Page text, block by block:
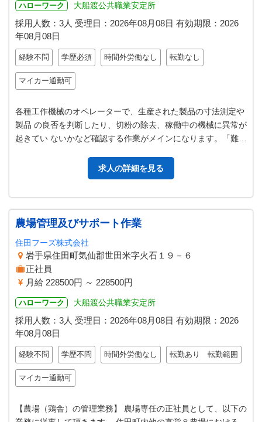
ハローワーク 大船渡公共職業安定所
採用人数：3人 受理日： 2026年08月08日 有効期限： 2026
年08月08日
経験不問 学歴必須 時間外労働なし 転勤なし
マイカー通勤可
各種工作機械のオペレーターで、生産された製品の寸法測定や
製品 の良否を判断したり、切粉の除去、稼働中の機械に異常が
起きてい ないかなど確認する作業がメインになります。「難し
求人の詳細を見る
農場管理及びサポート作業
住田フーズ株式会社
岩手県住田町気仙郡世田米字火石１９－６
正社員
月給 228500円 ～ 228500円
ハローワーク 大船渡公共職業安定所
採用人数：3人 受理日： 2026年08月08日 有効期限： 2026
年08月08日
経験不問 学歴不問 時間外労働なし 転勤あり 転勤範囲
マイカー通勤可
【農場（鶏舎）の管理業務】 農場専任の正社員として、以下の